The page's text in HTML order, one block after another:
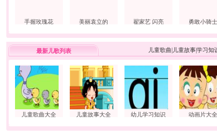
手握玫瑰花 美丽袁立的 翟家艺 闪亮 勇敢小骑士
最新儿歌列表 儿童歌曲 儿童故事学习知
儿童歌曲大全 儿童故事大全 幼儿学习知识 动画片大全